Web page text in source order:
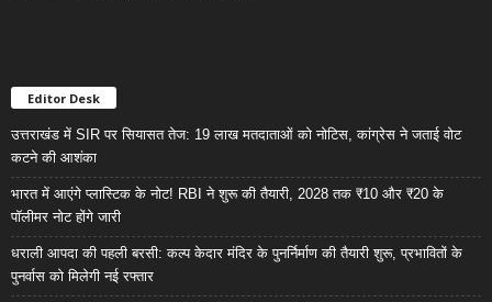
Editor Desk
उत्तराखंड में SIR पर सियासत तेज: 19 लाख मतदाताओं को नोटिस, कांग्रेस ने जताई वोट
कटने की आशंका
भारत में आएंगे प्लास्टिक के नोट! RBI ने शुरू की तैयारी, 2028 तक ₹10 और ₹20 के
पॉलीमर नोट होंगे जारी
धराली आपदा की पहली बरसी: कल्प केदार मंदिर के पुनर्निर्माण की तैयारी शुरू, प्रभावितों के
पुनर्वास को मिलेगी नई रफ्तार